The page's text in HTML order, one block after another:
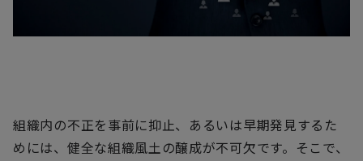
組織内の不正を事前に抑止、あるいは早期発見するた
めには、健全な組織風土の醸成が不可欠です。そこで、